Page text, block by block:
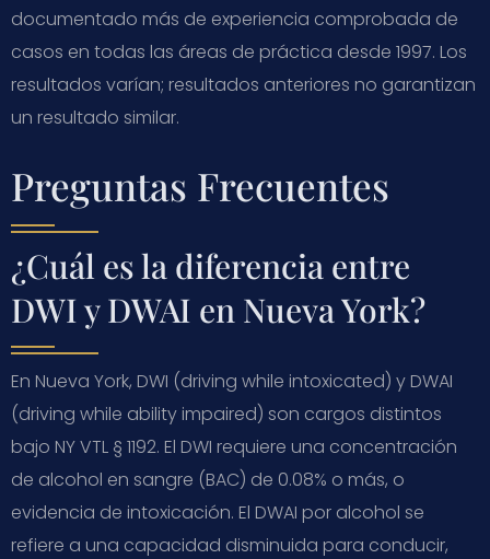
documentado más de experiencia comprobada de
casos en todas las áreas de práctica desde 1997. Los
resultados varían; resultados anteriores no garantizan
un resultado similar.
Preguntas Frecuentes
¿Cuál es la diferencia entre
DWI y DWAI en Nueva York?
En Nueva York, DWI (driving while intoxicated) y DWAI
(driving while ability impaired) son cargos distintos
bajo NY VTL § 1192. El DWI requiere una concentración
de alcohol en sangre (BAC) de 0.08% o más, o
evidencia de intoxicación. El DWAI por alcohol se
refiere a una capacidad disminuida para conducir,